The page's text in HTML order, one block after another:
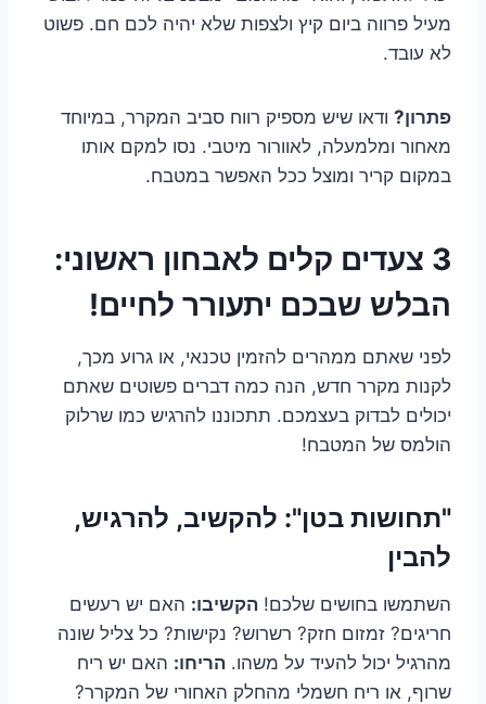
מעיל פרווה ביום קיץ ולצפות שלא יהיה לכם חם. פשוט
לא עובד.
פתרון? ודאו שיש מספיק רווח סביב המקרר, במיוחד
מאחור ומלמעלה, לאוורור מיטבי. נסו למקם אותו
במקום קריר ומוצל ככל האפשר במטבח.
3 צעדים קלים לאבחון ראשוני:
הבלש שבכם יתעורר לחיים!
לפני שאתם ממהרים להזמין טכנאי, או גרוע מכך,
לקנות מקרר חדש, הנה כמה דברים פשוטים שאתם
יכולים לבדוק בעצמכם. תתכוננו להרגיש כמו שרלוק
הולמס של המטבח!
"תחושות בטן": להקשיב, להרגיש,
להבין
השתמשו בחושים שלכם! הקשיבו: האם יש רעשים
חריגים? זמזום חזק? רשרוש? נקישות? כל צליל שונה
מהרגיל יכול להעיד על משהו. הריחו: האם יש ריח
שרוף, או ריח חשמלי מהחלק האחורי של המקרר?